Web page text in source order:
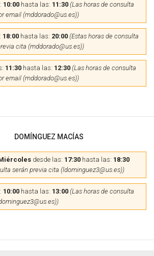
10:00 hasta las: 11:30 (Las horas de consulta
email (mddorado@us.es))
18:00 hasta las: 20:00 (Estas horas de consulta
cita (mddorado@us.es))
11:30 hasta las: 12:30 (Las horas de consulta
email (mddorado@us.es))
DOMÍNGUEZ MACÍAS
desde las: 17:30 hasta las: 18:30
serán previa cita (ldominguez3@us.es))
10:00 hasta las: 13:00 (Las horas de consulta